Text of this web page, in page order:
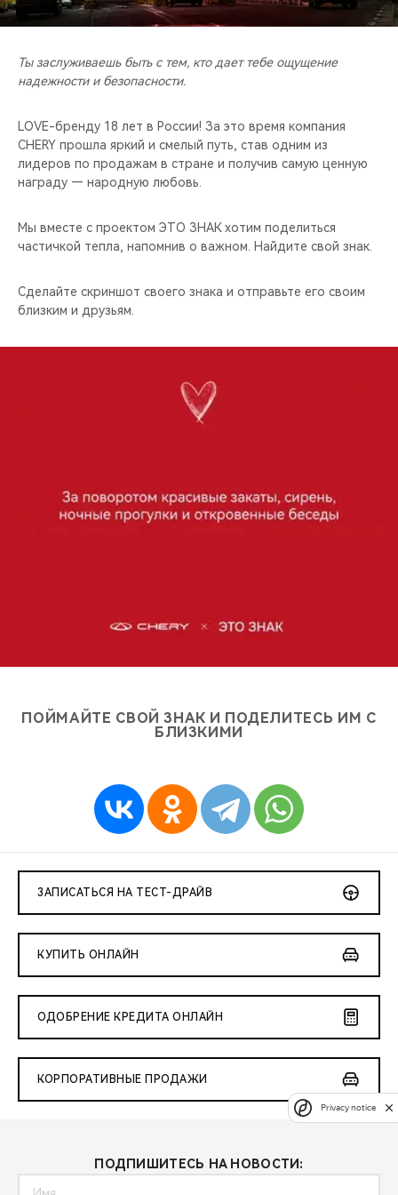
ВИДЕООБЗОРЫ
CHERY ДЛЯ ДЕТЕЙ
Ты заслуживаешь быть с тем, кто дает тебе ощущение
надежности и безопасности.
LOVE-бренду 18 лет в России! За это время компания
CHERY прошла яркий и смелый путь, став одним из
лидеров по продажам в стране и получив самую ценную
награду — народную любовь.
Мы вместе с проектом ЭТО ЗНАК хотим поделиться
частичкой тепла, напомнив о важном. Найдите свой знак.
Сделайте скриншот своего знака и отправьте его своим
близким и друзьям.
ПОЙМАЙТЕ СВОЙ ЗНАК И ПОДЕЛИТЕСЬ ИМ С
БЛИЗКИМИ
ЗАПИСАТЬСЯ НА ТЕСТ-ДРАЙВ
КУПИТЬ ОНЛАЙН
ОДОБРЕНИЕ КРЕДИТА ОНЛАЙН
КОРПОРАТИВНЫЕ ПРОДАЖИ
ПОДПИШИТЕСЬ НА НОВОСТИ:
Privacy notice